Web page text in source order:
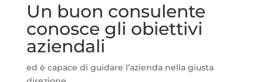
Un buon consulente
conosce gli obiettivi
aziendali
ed è capace di guidare l’azienda nella giusta